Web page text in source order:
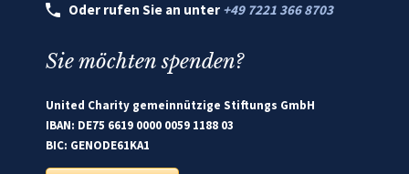
Oder rufen Sie an unter +49 7221 366 8703
Sie möchten spenden?
United Charity gemeinnützige Stiftungs GmbH
IBAN: DE75 6619 0000 0059 1188 03
BIC: GENODE61KA1